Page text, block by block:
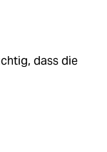
dass die